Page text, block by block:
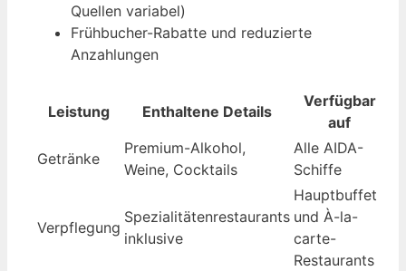
Quellen variabel)
Frühbucher-Rabatte und reduzierte
Anzahlungen
Leistung Enthaltene Details
Verfügbar
auf
Getränke
Premium-Alkohol,
Weine, Cocktails
Alle AIDA-
Schiffe
Verpflegung
Spezialitätenrestaurants
inklusive
Hauptbuffet
und À-la-
carte-
Restaurants